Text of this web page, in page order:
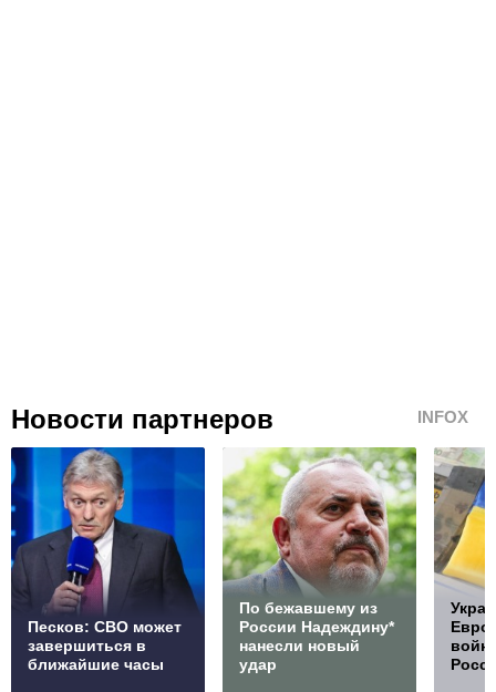
Новости партнеров INFOX
Песков: СВО может
завершиться в
ближайшие часы
По бежавшему из
России Надеждину*
нанесли новый
удар